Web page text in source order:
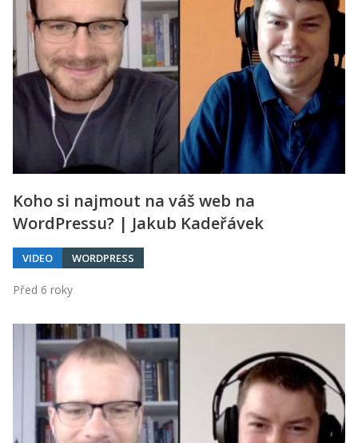
Koho si najmout na váš web na
WordPressu? | Jakub Kadeřávek
VIDEO WORDPRESS
Před 6 roky